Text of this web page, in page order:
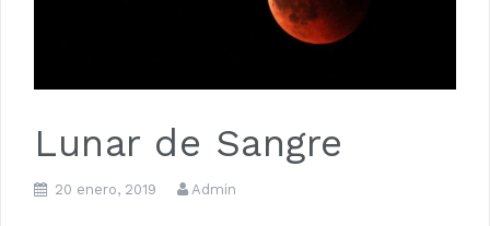
Lunar de Sangre
20 enero, 2019 Admin